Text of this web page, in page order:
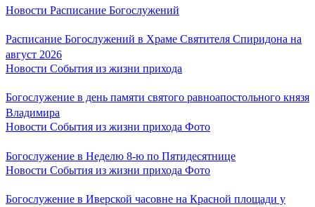
Сентябрь 2024
Июль 2024
Июнь 2024
Май 2024
Апрель 2024
Февраль 2024
Январь 2024
Декабрь 2023
Ноябрь 2023
Сентябрь 2023
Август 2023
Июнь 2023
Новости Расписание Богослужений
Расписание Богослужений в Храме Святителя Спиридона на
август 2026
Новости События из жизни прихода
Богослужение в день памяти святого равноапостольного князя
Владимира
Новости События из жизни прихода Фото
Богослужение в Неделю 8-ю по Пятидесятнице
Новости События из жизни прихода Фото
Богослужение в Иверской часовне на Красной площади у